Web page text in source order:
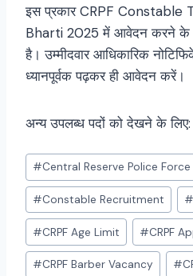
इस प्रकार CRPF
Bharti 2025 में आवेदन करने के
है। उम्मीदवार आधिकारिक
ध्यानपूर्वक पढ़कर ही आवेदन करें।
अन्य उपलब्ध पदों को देखने के लिए:
Post
Tags:
#Central Reserve Police
#Constable Recruitment #
#CRPF Age Limit #CRPF
#CRPF Barber Vacancy #